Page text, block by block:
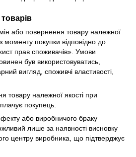
або повернення товару належної
моменту покупки відповідно до
прав споживачів». Умови
був використовуватись,
вигляд, споживчі властивості,
товару належної якості при
покупець.
або виробничого браку
лише за наявності висновку
центру виробника, що підтверджує